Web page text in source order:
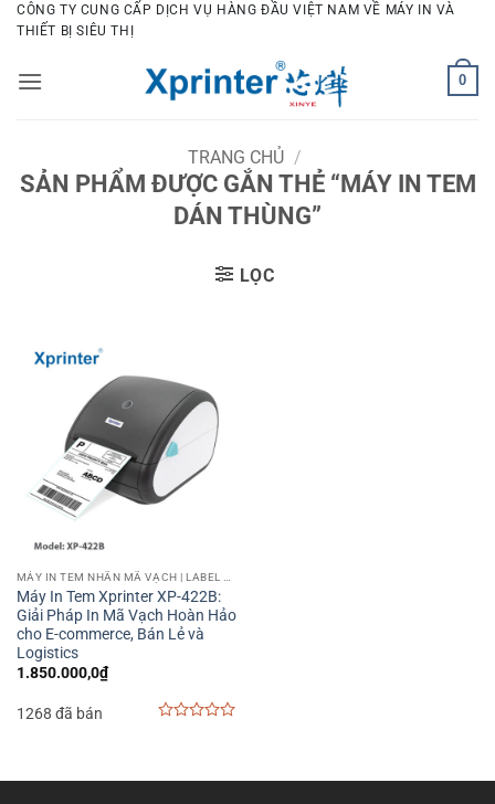
Bỏ
qua
dung
CÔNG TY CUNG CẤP DỊCH VỤ HÀNG ĐẦU VIỆT NAM VỀ MÁY IN VÀ
THIẾT BỊ SIÊU THỊ
0
TRANG CHỦ /
SẢN PHẨM ĐƯỢC GẮN THẺ “MÁY IN TEM
DÁN THÙNG”
LỌC
Máy In Tem Xprinter XP-422B:
Giải Pháp In Mã Vạch Hoàn Hảo
cho E-commerce, Bán Lẻ và
Logistics
1.850.000,0₫
1268 đã bán
5